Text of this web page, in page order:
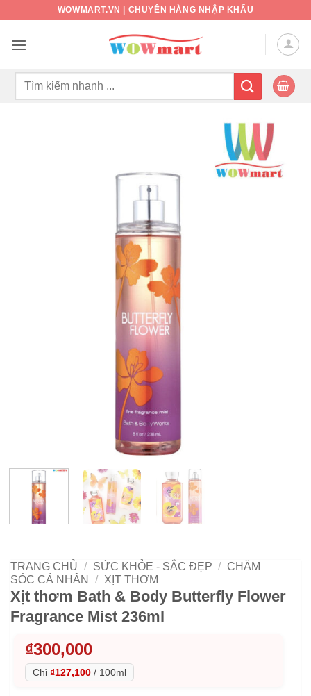
nội
WOWMART.VN | CHUYÊN HÀNG NHẬP KHẨU
Tìm
TRANG CHỦ / SỨC KHỎE - SẮC ĐẸP / CHĂM
SÓC CÁ NHÂN
/ XỊT THƠM
Xịt thơm Bath & Body Butterfly Flower
Fragrance Mist 236ml
₫300,000
Chỉ ₫127,100 / 100ml